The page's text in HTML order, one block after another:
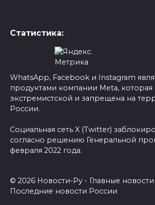
Статистика:
WhatsApp, Facebook и Instagram
продуктами компании Meta, которая
экстремистской и запрещена на
России.
Социальная сеть X (Twitter)
согласно решению Генеральной
февраля 2022 года.
© 2026 Новости-Ру - Главные новости
Последние новости России